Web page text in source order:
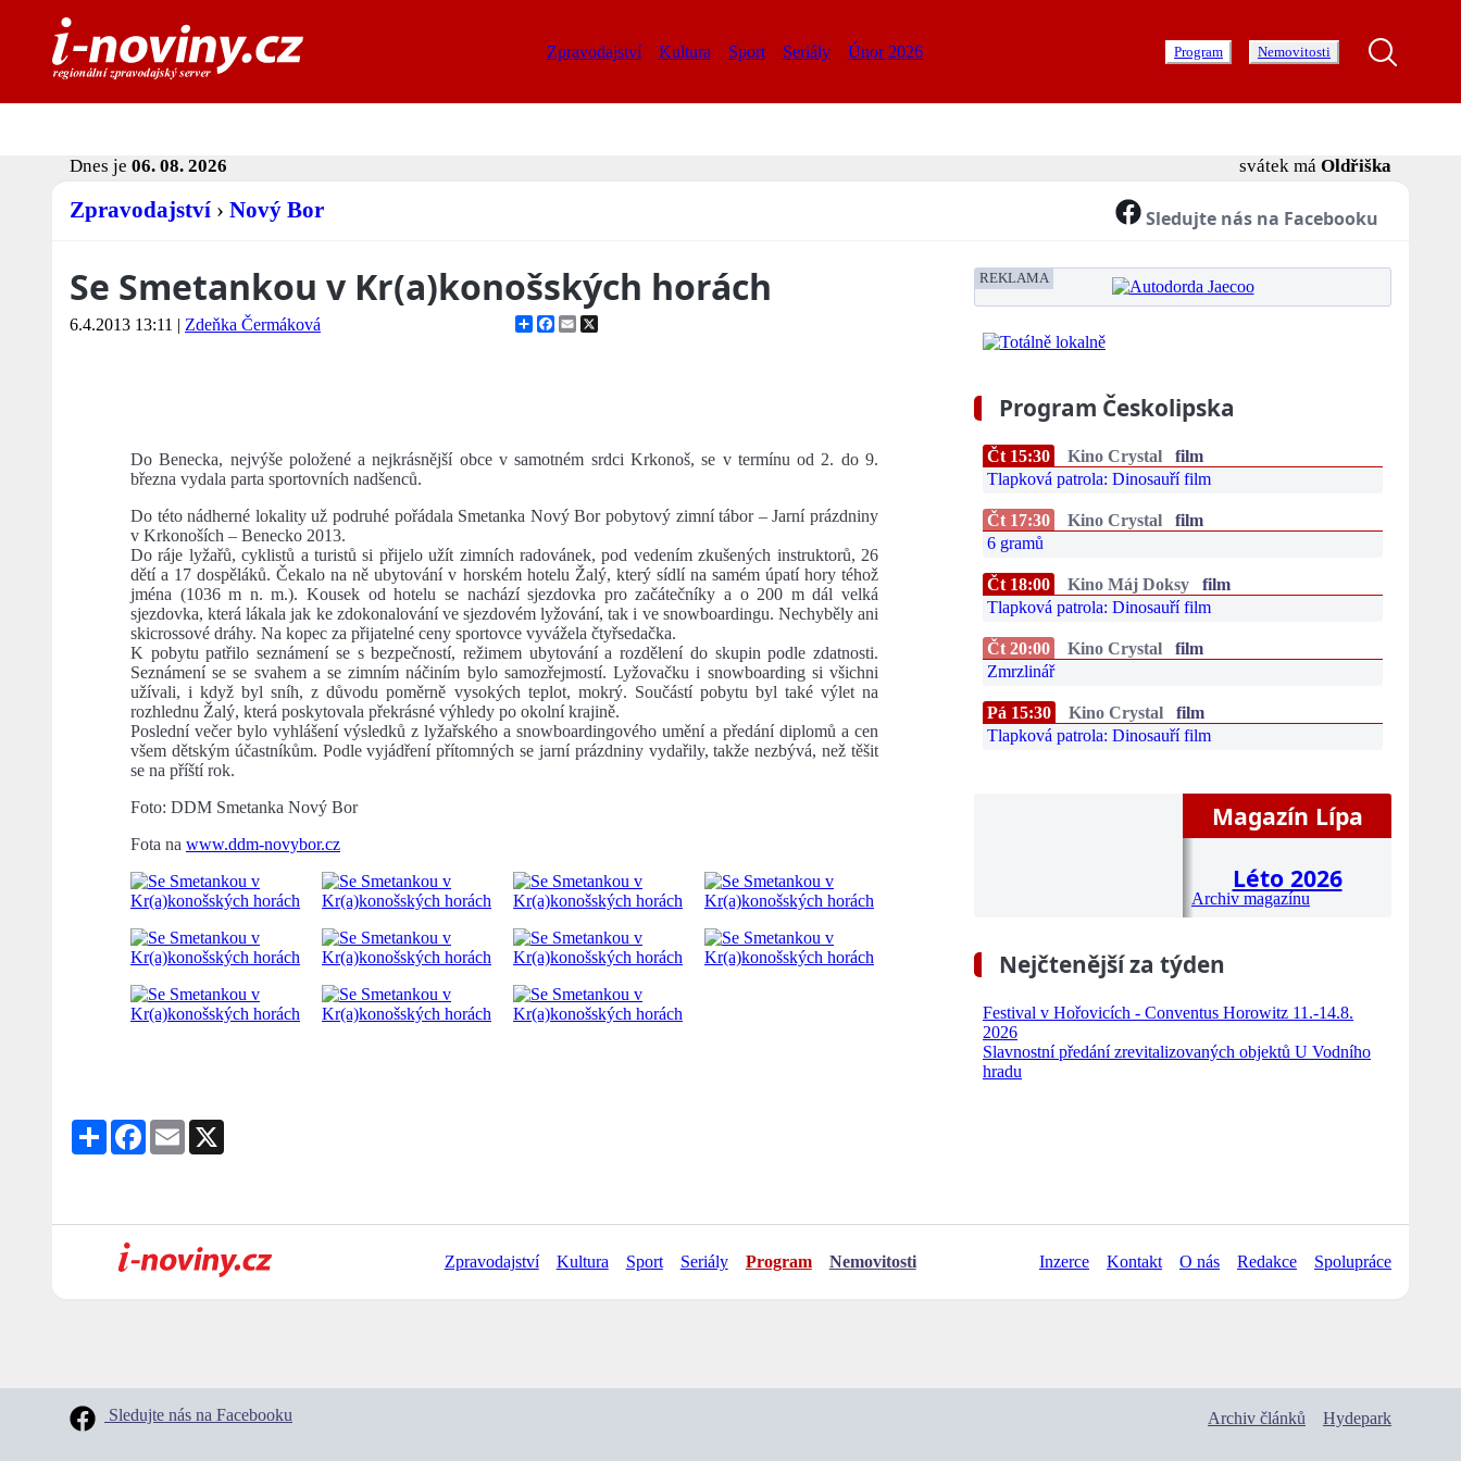
Zpravodajství Kultura Sport Seriály Únor 2026 Program Nemovitosti
Dnes je 06. 08. 2026 svátek má Oldřiška
Zpravodajství › Nový Bor Sledujte nás na Facebooku
Se Smetankou v Kr(a)konošských horách
6.4.2013 13:11 | Zdeňka Čermáková ShareFacebook
Email
Do Benecka, nejvýše položené a nejkrásnější obce v samotném srdci Krkonoš, se v termínu od 2. do 9.
března vydala parta sportovních nadšenců.
Do této nádherné lokality už podruhé pořádala Smetanka Nový Bor pobytový zimní tábor – Jarní prázdniny
v Krkonoších – Benecko 2013.
Do ráje lyžařů, cyklistů a turistů si přijelo užít zimních radovánek, pod vedením zkušených instruktorů, 26
dětí a 17 dospěláků. Čekalo na ně ubytování v horském hotelu Žalý, který sídlí na samém úpatí hory téhož
jména (1036 m n. m.). Kousek od hotelu se nachází sjezdovka pro začátečníky a o 200 m dál velká
sjezdovka, která lákala jak ke zdokonalování ve sjezdovém lyžování, tak i ve snowboardingu. Nechyběly ani
skicrossové dráhy. Na kopec za přijatelné ceny sportovce vyvážela čtyřsedačka.
K pobytu patřilo seznámení se s bezpečností, režimem ubytování a rozdělení do skupin podle zdatnosti.
Seznámení se se svahem a se zimním náčiním bylo samozřejmostí. Lyžovačku i snowboarding si všichni
užívali, i když byl sníh, z důvodu poměrně vysokých teplot, mokrý. Součástí pobytu byl také výlet na
rozhlednu Žalý, která poskytovala překrásné výhledy po okolní krajině.
Poslední večer bylo vyhlášení výsledků z lyžařského a snowboardingového umění a předání diplomů a cen
všem dětským účastníkům. Podle vyjádření přítomných se jarní prázdniny vydařily, takže nezbývá, než těšit
se na příští rok.
Foto: DDM Smetanka Nový Bor
Fota na www.ddm-novybor.cz
Share Facebook
Email
REKLAMA
Program Českolipska
Čt 15:30 Kino Crystal
film
Tlapková patrola: Dinosauří film
Čt 17:30 Kino Crystal
film
6 gramů
Čt 18:00 Kino Máj Doksy
film
Tlapková patrola: Dinosauří film
Čt 20:00 Kino Crystal
film
Zmrzlinář
Pá 15:30 Kino Crystal
film
Tlapková patrola: Dinosauří film
Magazín Lípa
Léto 2026
Archiv magazínu
Nejčtenější za týden
Festival v Hořovicích - Conventus Horowitz 11.-14.8.
2026
Slavnostní předání zrevitalizovaných objektů U Vodního
hradu
Zpravodajství Kultura Sport Seriály Program Nemovitosti Inzerce Kontakt O nás Redakce Spolupráce
Sledujte nás na Facebooku Archiv článků Hydepark